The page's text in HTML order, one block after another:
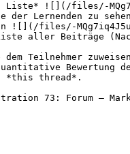
![](/files/-
Lernenden zu
aller Beiträge
Teilnehmer
Bewertung
*this thread*.